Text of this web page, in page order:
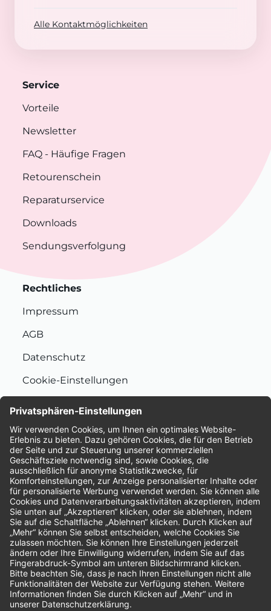
Alle Kontaktmöglichkeiten
Service
Vorteile
Newsletter
FAQ - Häufige Fragen
Retourenschein
Reparaturservice
Downloads
Sendungsverfolgung
Rechtliches
Impressum
AGB
Datenschutz
Cookie-Einstellungen
Bewertungen